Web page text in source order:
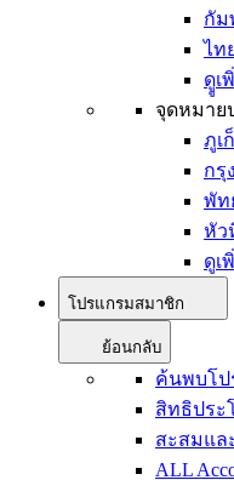
กัม
ไท
ดููเ
จุดหมาย
ภูเ
กรุ
พัท
หัว
ดูเ
โปรแกรมสมาชิก
ย้อนกลับ
ค้นพบโป
สิทธิประ
สะสมแล
ALL